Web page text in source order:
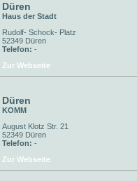
Düren
Haus der Stadt
Rudolf- Schock- Platz
52349 Düren
Telefon: -
Zur Webseite
Düren
KOMM
August Klotz Str. 21
52349 Düren
Telefon: -
Zur Webseite